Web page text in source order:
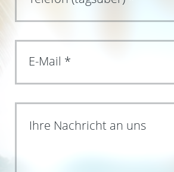
Ihre Nachricht an uns